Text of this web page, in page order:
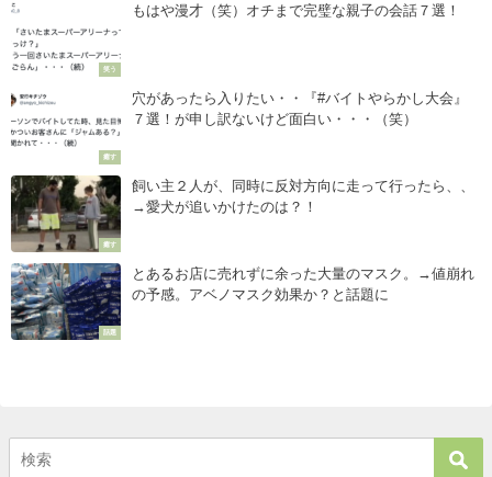
笑う
もはや漫才（笑）オチまで完璧な親子の会話７選！
癒す
穴があったら入りたい・・『#バイトやらかし大会』
７選！が申し訳ないけど面白い・・・（笑）
癒す
飼い主２人が、同時に反対方向に走って行ったら、、
→愛犬が追いかけたのは？！
話題
とあるお店に売れずに余った大量のマスク。→値崩れ
の予感。アベノマスク効果か？と話題に